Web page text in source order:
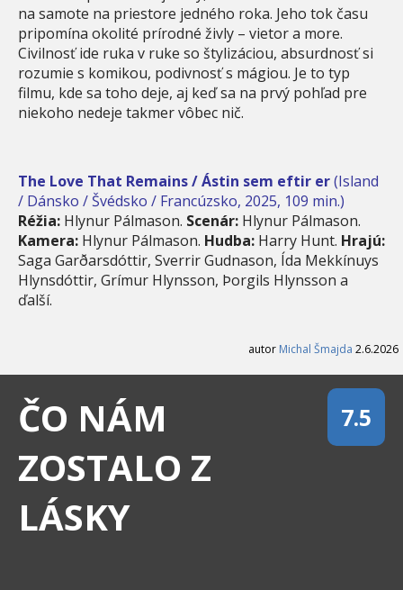
na samote na priestore jedného roka. Jeho tok času
pripomína okolité prírodné živly – vietor a more.
Civilnosť ide ruka v ruke so štylizáciou, absurdnosť si
rozumie s komikou, podivnosť s mágiou. Je to typ
filmu, kde sa toho deje, aj keď sa na prvý pohľad pre
niekoho nedeje takmer vôbec nič.
The Love That Remains / Ástin sem eftir er(Island
/ Dánsko / Švédsko / Francúzsko, 2025, 109 min.)
Réžia: Hlynur Pálmason. Scenár: Hlynur Pálmason.
Kamera: Hlynur Pálmason. Hudba: Harry Hunt. Hrajú:
Saga Garðarsdóttir, Sverrir Gudnason, Ída Mekkínuys
Hlynsdóttir, Grímur Hlynsson, Þorgils Hlynsson a
ďalší.
autor Michal Šmajda 2.6.2026
7.5
ČO NÁM
ZOSTALO Z
LÁSKY